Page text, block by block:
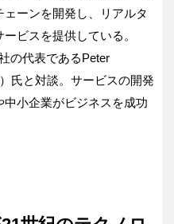
ーンを開発し、リアルタ
ビスを提供している。
の代表であるPeter
氏と対談。サービスの開発
小企業がビジネスを成功